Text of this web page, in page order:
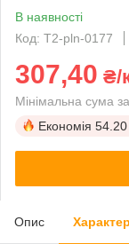
В наявності
Код: T2-pln-0177
307,40 ₴/
Мінімальна сума
Економія
Опис